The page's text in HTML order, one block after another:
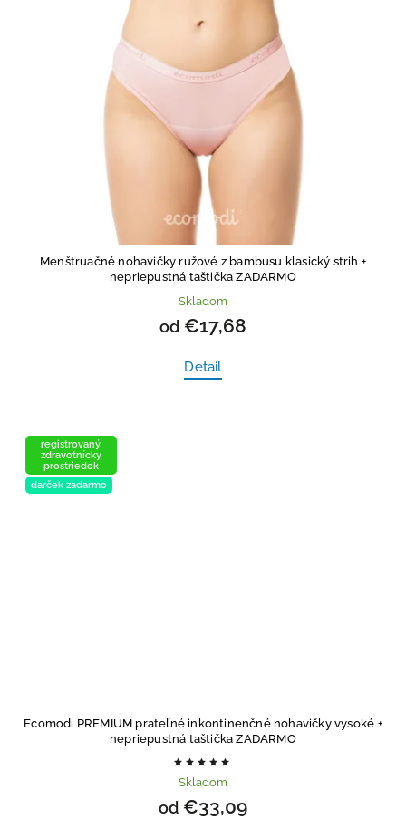
Menštruačné nohavičky ružové z bambusu klasický strih +
nepriepustná taštička ZADARMO
Skladom
od €17,68
Detail
registrovaný
zdravotnícky
prostriedok
darček zadarmo
Ecomodi PREMIUM prateľné inkontinenčné nohavičky vysoké +
nepriepustná taštička ZADARMO
Skladom
od €33,09